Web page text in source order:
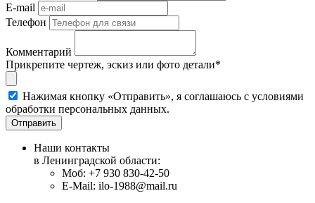
E-mail
Телефон
Комментарий
Прикрепите чертеж, эскиз или фото детали*
Нажимая кнопку «Отправить», я соглашаюсь с условиями
обработки персональных данных.
Отправить
Наши контакты
в Ленинградской области:
Моб: +7 930 830-42-50
E-Mail: ilo-1988@mail.ru